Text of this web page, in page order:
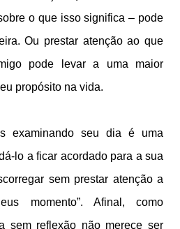
o que isso significa – pode
Ou prestar atenção ao que
pode levar a uma maior
propósito na vida.
examinando seu dia é uma
lo a ficar acordado para a sua
sem prestar atenção a
momento”. Afinal, como
sem reflexão não merece ser